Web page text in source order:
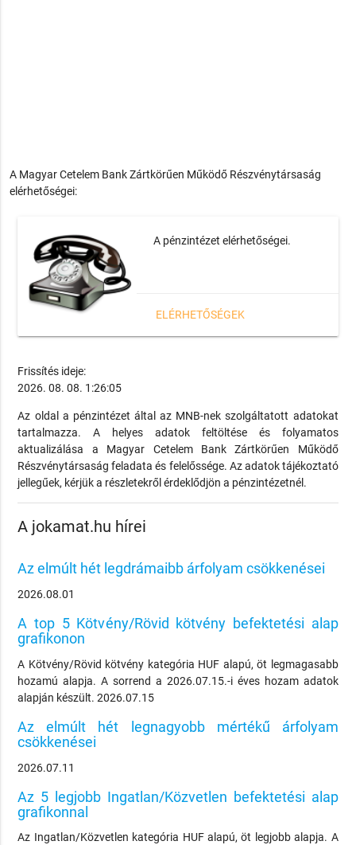
A Magyar Cetelem Bank Zártkörűen Működő Részvénytársaság
elérhetőségei:
A pénzintézet elérhetőségei.
ELÉRHETŐSÉGEK
Frissítés ideje:
2026. 08. 08. 1:26:05
Az oldal a pénzintézet által az MNB-nek szolgáltatott adatokat
tartalmazza. A helyes adatok feltöltése és folyamatos
aktualizálása a Magyar Cetelem Bank Zártkörűen Működő
Részvénytársaság feladata és felelőssége. Az adatok tájékoztató
jellegűek, kérjük a részletekről érdeklődjön a pénzintézetnél.
A jokamat.hu hírei
Az elmúlt hét legdrámaibb árfolyam csökkenései
2026.08.01
A top 5 Kötvény/Rövid kötvény befektetési alap
grafikonon
A Kötvény/Rövid kötvény kategória HUF alapú, öt legmagasabb
hozamú alapja. A sorrend a 2026.07.15.-i éves hozam adatok
alapján készült. 2026.07.15
Az elmúlt hét legnagyobb mértékű árfolyam
csökkenései
2026.07.11
Az 5 legjobb Ingatlan/Közvetlen befektetési alap
grafikonnal
Az Ingatlan/Közvetlen kategória HUF alapú, öt legjobb alapja. A